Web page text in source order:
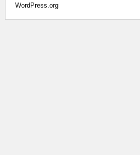
WordPress.org